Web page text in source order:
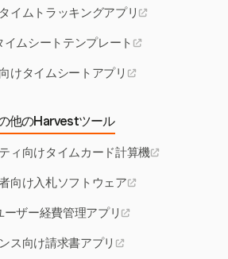
イムトラッキングアプリ
イムシートテンプレート
けタイムシートアプリ
他のHarvestツール
ィ向けタイムカード計算機
向け入札ソフトウェア
ーザー経費管理アプリ
ス向け請求書アプリ